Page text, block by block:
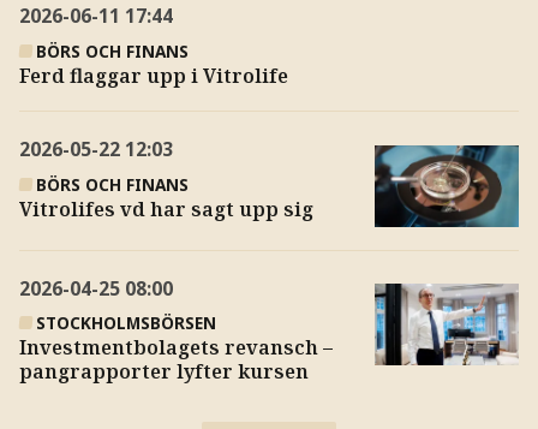
2026-06-11 17:44
BÖRS OCH FINANS
Ferd flaggar upp i Vitrolife
2026-05-22 12:03
BÖRS OCH FINANS
Vitrolifes vd har sagt upp sig
2026-04-25 08:00
STOCKHOLMSBÖRSEN
Investmentbolagets revansch –
pangrapporter lyfter kursen